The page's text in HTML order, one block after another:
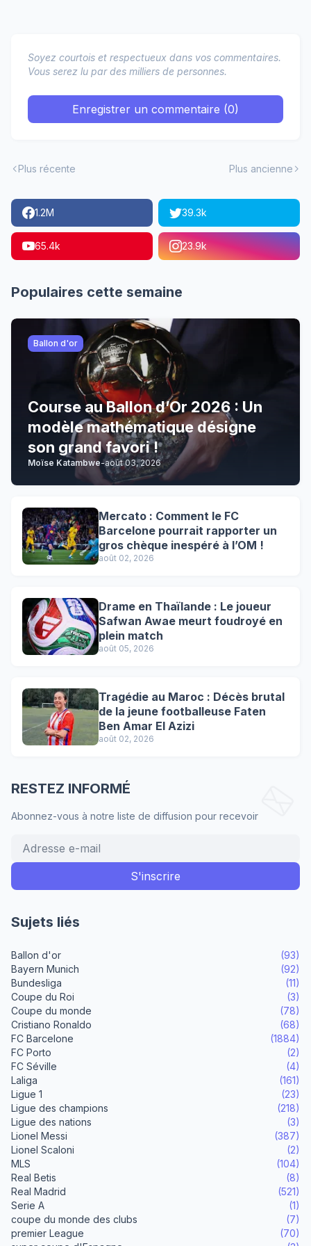
Soyez courtois et respectueux dans vos commentaires.
Vous serez lu par des milliers de personnes.
Enregistrer un commentaire (0)
Plus récente Plus ancienne
1.2M 39.3k
65.4k 23.9k
Populaires cette semaine
Ballon d'or
Course au Ballon d’Or 2026 : Un
modèle mathématique désigne
son grand favori !
Moïse Katambwe-août 03, 2026
Mercato : Comment le FC
Barcelone pourrait rapporter un
gros chèque inespéré à l’OM !
août 02, 2026
Drame en Thaïlande : Le joueur
Safwan Awae meurt foudroyé en
plein match
août 05, 2026
Tragédie au Maroc : Décès brutal
de la jeune footballeuse Faten
Ben Amar El Azizi
août 02, 2026
RESTEZ INFORMÉ
Abonnez-vous à notre liste de diffusion pour recevoir
Sujets liés
Ballon d'or
(93)
Bayern Munich
(92)
Bundesliga
(11)
Coupe du Roi
(3)
Coupe du monde
(78)
Cristiano Ronaldo
(68)
FC Barcelone
(1884)
FC Porto
(2)
FC Séville
(4)
Laliga
(161)
Ligue 1
(23)
Ligue des champions
(218)
Ligue des nations
(3)
Lionel Messi
(387)
Lionel Scaloni
(2)
MLS
(104)
Real Betis
(8)
Real Madrid
(521)
Serie A
(1)
coupe du monde des clubs
(7)
premier League
(70)